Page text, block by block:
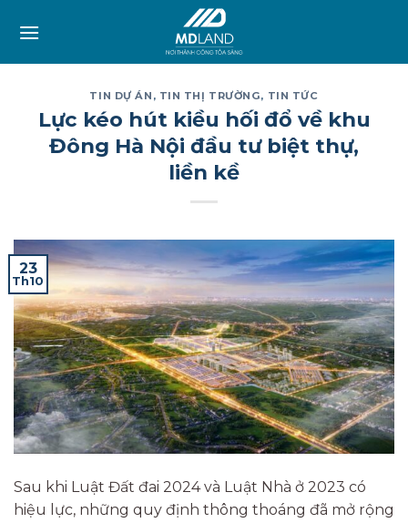
TIN DỰ ÁN , TIN THỊ TRƯỜNG, TIN TỨC
Lực kéo hút kiều hối đổ về khu
Đông Hà Nội đầu tư biệt thự,
liền kề
23
Th10
Sau khi Luật Đất đai 2024 và Luật Nhà ở 2023 có
hiệu lực, những quy định thông thoáng đã mở rộng